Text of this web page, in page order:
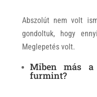
Abszolút nem volt
gondoltuk, hogy
Meglepetés volt.
Miben más
furmint?